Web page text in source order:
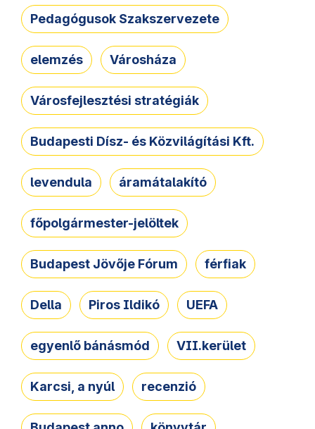
Pedagógusok Szakszervezete
elemzés Városháza
Városfejlesztési stratégiák
Budapesti Dísz- és Közvilágítási Kft.
levendula áramátalakító
főpolgármester-jelöltek
Budapest Jövője Fórum férfiak
Della Piros Ildikó UEFA
egyenlő bánásmód VII.kerület
Karcsi, a nyúl recenzió